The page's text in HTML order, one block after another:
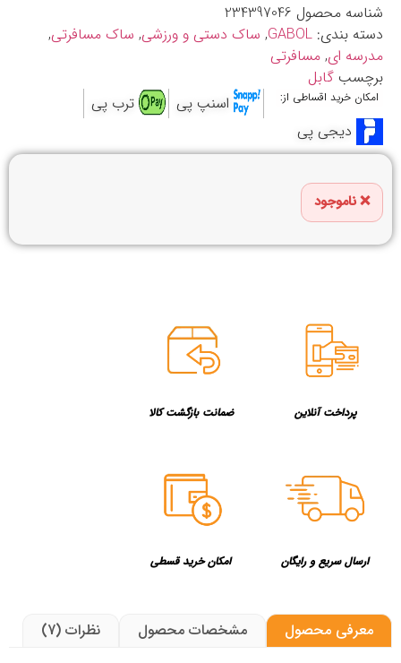
شناسه محصول 234397046
دسته بندی: GABOL
, ساک دستی و ورزشی, ساک مسافرتی,
مدرسه ای, مسافرتی
برچسب گابل
امکان خرید اقساطی از: اسنپ پی
ترب پی
دیجی پی
ناموجود
پرداخت آنلاین ضمانت بازگشت کالا
ارسال سریع و رایگان امکان خرید قسطی
معرفی محصول مشخصات محصول نظرات (7)